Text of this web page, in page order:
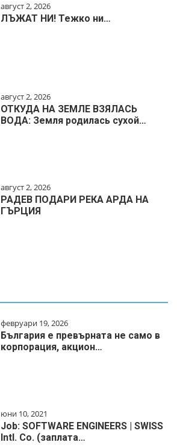
август 2, 2026
ЛЪЖАТ НИ! Тежко ни…
август 2, 2026
ОТКУДА НА ЗЕМЛЕ ВЗЯЛАСЬ
ВОДА: Земля родилась сухой…
август 2, 2026
РАДЕВ ПОДАРИ РЕКА АРДА НА
ГЪРЦИЯ
февруари 19, 2026
България е превърната не само в
корпорация, акцион…
юни 10, 2021
Job: SOFTWARE ENGINEERS | SWISS
Intl. Co. (заплата…